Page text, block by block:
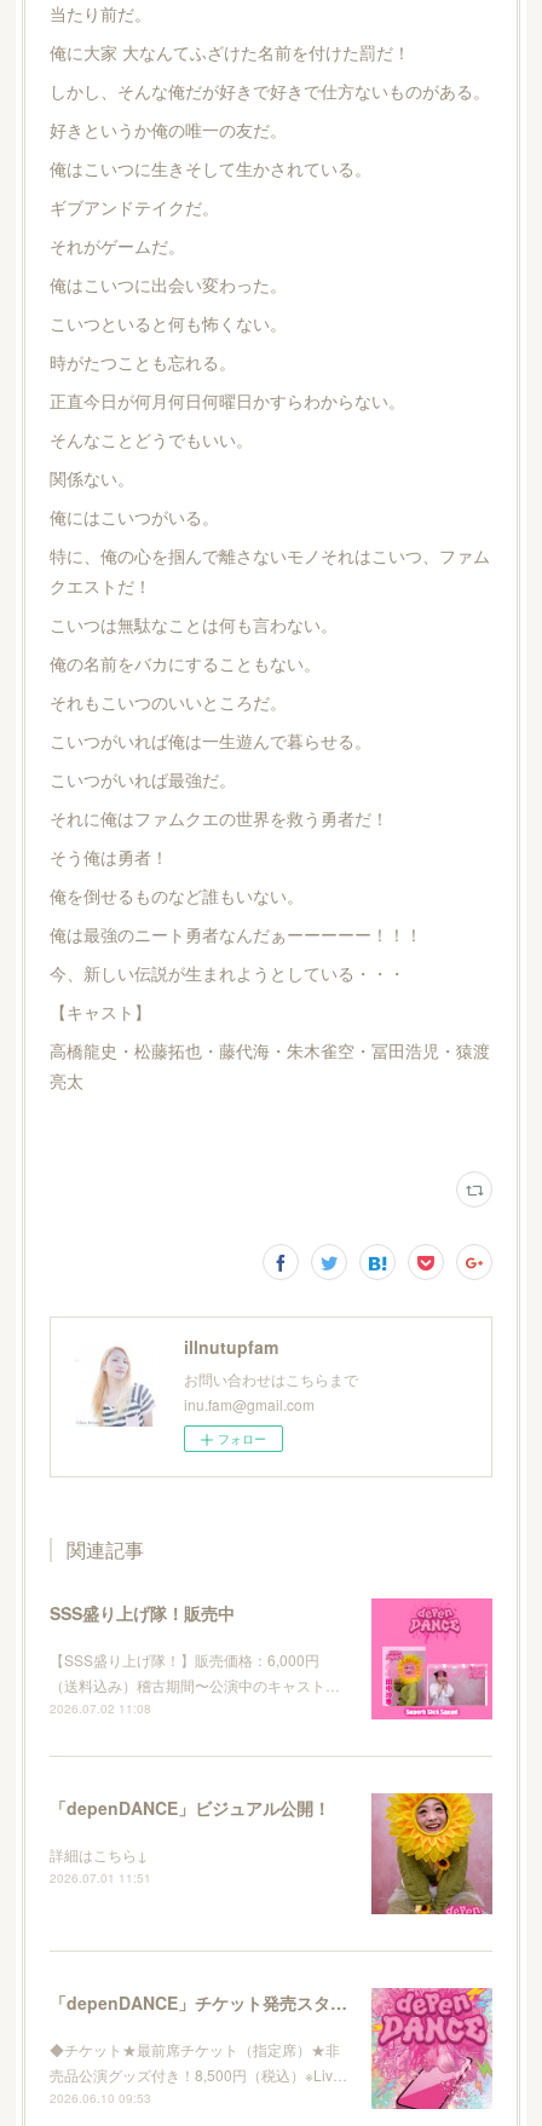
当たり前だ。
俺に大家 大なんてふざけた名前を付けた罰だ！
しかし、そんな俺だが好きで好きで仕方ないものがある。
好きというか俺の唯一の友だ。
俺はこいつに生きそして生かされている。
ギブアンドテイクだ。
それがゲームだ。
俺はこいつに出会い変わった。
こいつといると何も怖くない。
時がたつことも忘れる。
正直今日が何月何日何曜日かすらわからない。
そんなことどうでもいい。
関係ない。
俺にはこいつがいる。
特に、俺の心を掴んで離さないモノそれはこいつ、ファム
クエストだ！
こいつは無駄なことは何も言わない。
俺の名前をバカにすることもない。
それもこいつのいいところだ。
こいつがいれば俺は一生遊んで暮らせる。
こいつがいれば最強だ。
それに俺はファムクエの世界を救う勇者だ！
そう俺は勇者！
俺を倒せるものなど誰もいない。
俺は最強のニート勇者なんだぁーーーーー！！！
今、新しい伝説が生まれようとしている・・・
【キャスト】
高橋龍史・松藤拓也・藤代海・朱木雀空・冨田浩児・猿渡
亮太
illnutupfam
お問い合わせはこちらまで
inu.fam@gmail.com
フォロー
関連記事
SSS盛り上げ隊！販売中
【SSS盛り上げ隊！】販売価格：6,000円
（送料込み）稽古期間〜公演中のキャスト…
2026.07.02 11:08
「depenDANCE」ビジュアル公開！
詳細はこちら↓
2026.07.01 11:51
「depenDANCE」チケット発売スタート！
◆チケット★最前席チケット（指定席）★非
売品公演グッズ付き！8,500円（税込）※Liv…
2026.06.10 09:53